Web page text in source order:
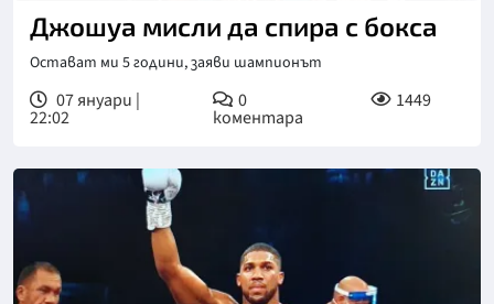
Джошуа мисли да спира с бокса
Остават ми 5 години, заяви шампионът
07 януари |
22:02
0
коментара
1449